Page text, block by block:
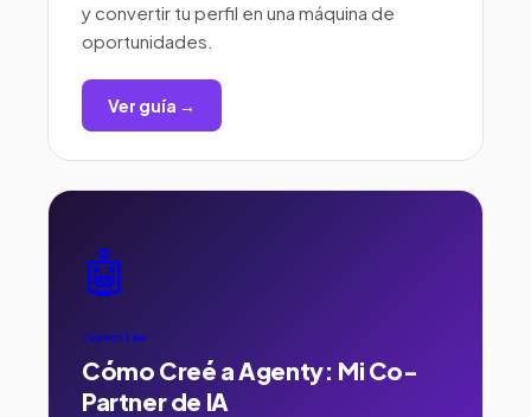
y convertir tu perfil en una máquina de
oportunidades.
Ver guía →
🤖
/openclaw
Cómo Creé a Agenty: Mi Co-
Partner de IA